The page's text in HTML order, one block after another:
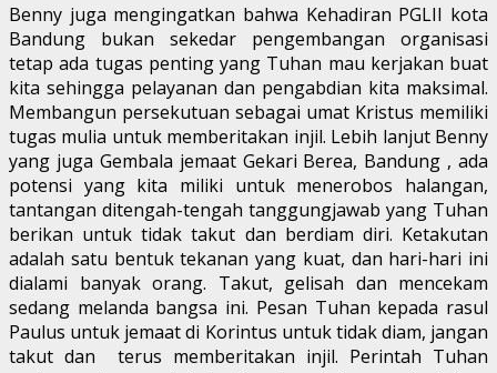
Benny juga mengingatkan bahwa Kehadiran PGLII kota
Bandung bukan sekedar pengembangan organisasi
tetap ada tugas penting yang Tuhan mau kerjakan buat
kita sehingga pelayanan dan pengabdian kita maksimal.
Membangun persekutuan sebagai umat Kristus memiliki
tugas mulia untuk memberitakan injil. Lebih lanjut Benny
yang juga Gembala jemaat Gekari Berea, Bandung , ada
potensi yang kita miliki untuk menerobos halangan,
tantangan ditengah-tengah tanggungjawab yang Tuhan
berikan untuk tidak takut dan berdiam diri. Ketakutan
adalah satu bentuk tekanan yang kuat, dan hari-hari ini
dialami banyak orang. Takut, gelisah dan mencekam
sedang melanda bangsa ini. Pesan Tuhan kepada rasul
Paulus untuk jemaat di Korintus untuk tidak diam, jangan
takut dan terus memberitakan injil. Perintah Tuhan